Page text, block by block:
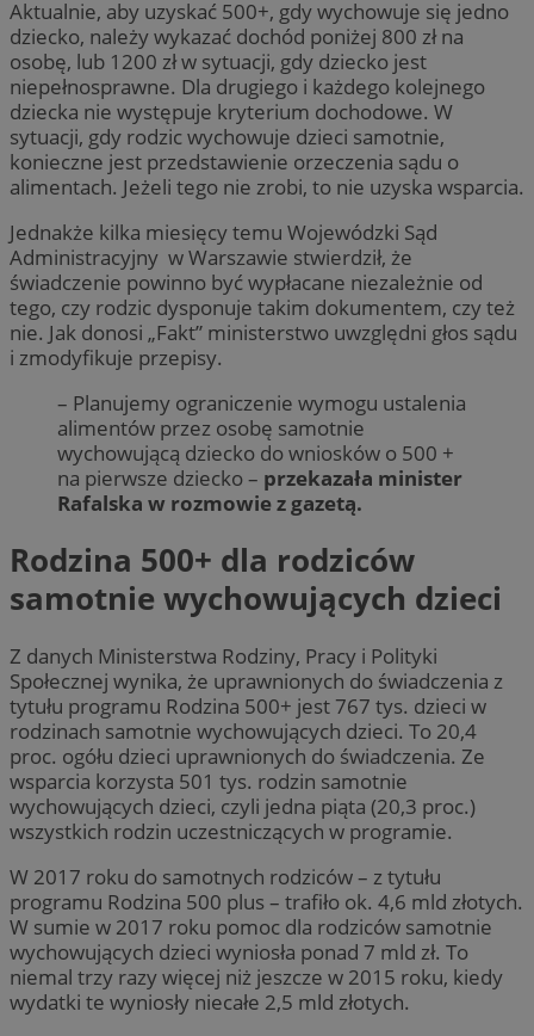
Aktualnie, aby uzyskać 500+, gdy wychowuje się jedno
dziecko, należy wykazać dochód poniżej 800 zł na
osobę, lub 1200 zł w sytuacji, gdy dziecko jest
niepełnosprawne. Dla drugiego i każdego kolejnego
dziecka nie występuje kryterium dochodowe. W
sytuacji, gdy rodzic wychowuje dzieci samotnie,
konieczne jest przedstawienie orzeczenia sądu o
alimentach. Jeżeli tego nie zrobi, to nie uzyska wsparcia.
Jednakże kilka miesięcy temu Wojewódzki Sąd
Administracyjny w Warszawie stwierdził, że
świadczenie powinno być wypłacane niezależnie od
tego, czy rodzic dysponuje takim dokumentem, czy też
nie. Jak donosi „Fakt” ministerstwo uwzględni głos sądu
i zmodyfikuje przepisy.
– Planujemy ograniczenie wymogu ustalenia
alimentów przez osobę samotnie
wychowującą dziecko do wniosków o 500 +
na pierwsze dziecko – przekazała minister
Rafalska w rozmowie z gazetą.
Rodzina 500+ dla rodziców
samotnie wychowujących dzieci
Z danych Ministerstwa Rodziny, Pracy i Polityki
Społecznej wynika, że uprawnionych do świadczenia z
tytułu programu Rodzina 500+ jest 767 tys. dzieci w
rodzinach samotnie wychowujących dzieci. To 20,4
proc. ogółu dzieci uprawnionych do świadczenia. Ze
wsparcia korzysta 501 tys. rodzin samotnie
wychowujących dzieci, czyli jedna piąta (20,3 proc.)
wszystkich rodzin uczestniczących w programie.
W 2017 roku do samotnych rodziców – z tytułu
programu Rodzina 500 plus – trafiło ok. 4,6 mld złotych.
W sumie w 2017 roku pomoc dla rodziców samotnie
wychowujących dzieci wyniosła ponad 7 mld zł. To
niemal trzy razy więcej niż jeszcze w 2015 roku, kiedy
wydatki te wyniosły niecałe 2,5 mld złotych.